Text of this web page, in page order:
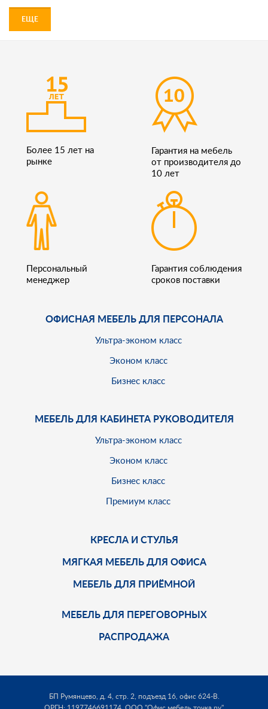
ЕЩЕ
Более 15 лет на
рынке
Гарантия на мебель
от производителя до
10 лет
Персональный
менеджер
Гарантия соблюдения
сроков поставки
ОФИСНАЯ МЕБЕЛЬ ДЛЯ ПЕРСОНАЛА
Ультра-эконом класс
Эконом класс
Бизнес класс
МЕБЕЛЬ ДЛЯ КАБИНЕТА РУКОВОДИТЕЛЯ
Ультра-эконом класс
Эконом класс
Бизнес класс
Премиум класс
КРЕСЛА И СТУЛЬЯ
МЯГКАЯ МЕБЕЛЬ ДЛЯ ОФИСА
МЕБЕЛЬ ДЛЯ ПРИЁМНОЙ
МЕБЕЛЬ ДЛЯ ПЕРЕГОВОРНЫХ
РАСПРОДАЖА
БП Румянцево, д. 4, стр. 2, подъезд 16, офис 624-В.